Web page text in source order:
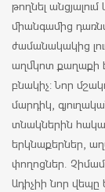
թողնել անցյալում
միանգամից
ժամանակակից
աղմկոտ քաղաքի
բնակիչ: Նոր
մարդիկ,
տնակներին
երկնաքերներ,
փողոցներ.
Ադիչիի նոր վեպը